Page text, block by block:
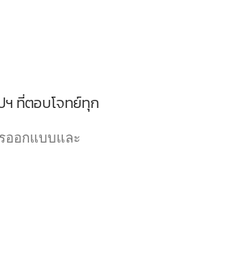
ฯ ที่ตอบโจทย์ทุก
ออกแบบและ